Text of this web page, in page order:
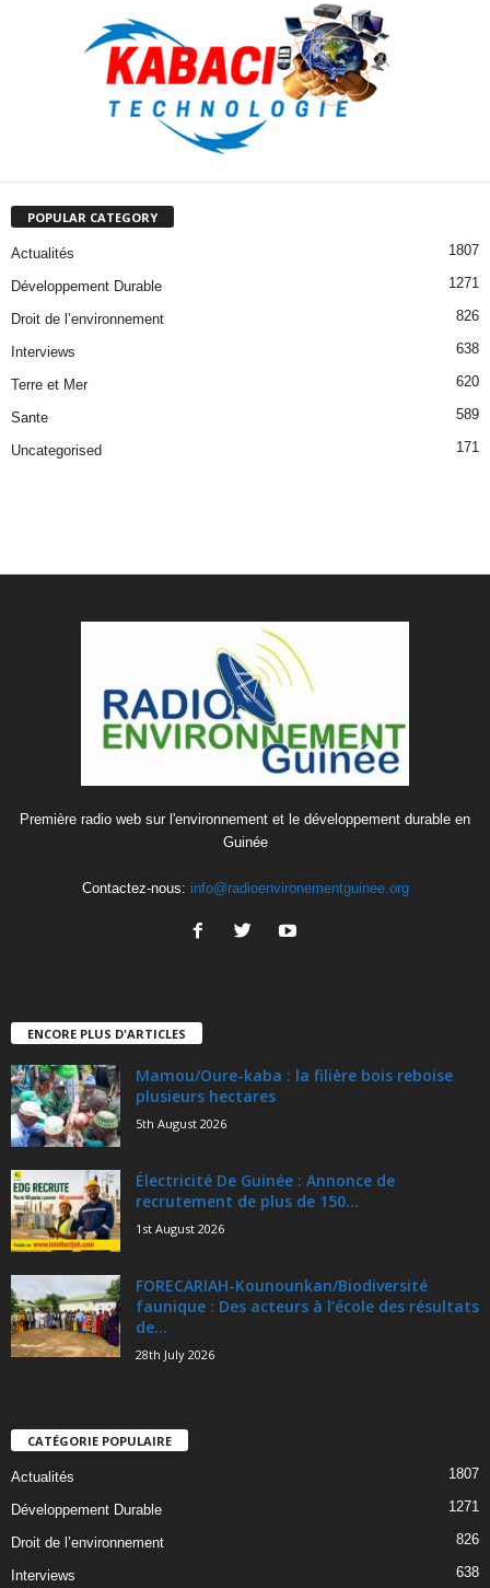
POPULAR CATEGORY
Actualités 1807
Développement Durable 1271
Droit de l’environnement 826
Interviews 638
Terre et Mer 620
Sante 589
Uncategorised 171
Première radio web sur l'environnement et le développement durable en
Guinée
Contactez-nous: info@radioenvironementguinee.org
ENCORE PLUS D'ARTICLES
Mamou/Oure-kaba : la filière bois reboise
plusieurs hectares
5th August 2026
Électricité De Guinée : Annonce de
recrutement de plus de 150...
1st August 2026
FORECARIAH-Kounounkan/Biodiversité
faunique : Des acteurs à l’école des résultats
de...
28th July 2026
CATÉGORIE POPULAIRE
Actualités 1807
Développement Durable 1271
Droit de l’environnement 826
Interviews 638